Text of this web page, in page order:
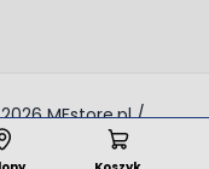
MFstore.pl /